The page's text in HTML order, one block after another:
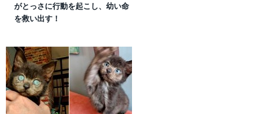
がとっさに行動を起こし、幼い命
を救い出す！